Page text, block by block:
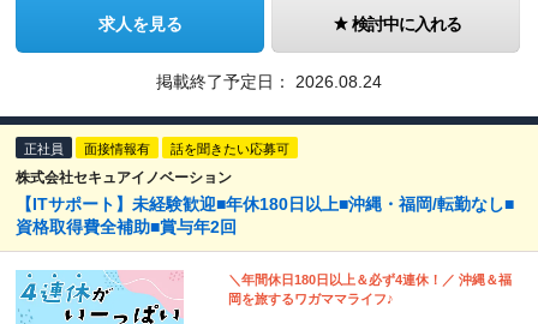
求人を見る 検討中に入れる
掲載終了予定日： 2026.08.24
正社員 面接情報有 話を聞きたい応募可
株式会社セキュアイノベーション
【ITサポート】未経験歓迎■年休180日以上■沖縄・福岡/転勤なし■
資格取得費全補助■賞与年2回
＼年間休日180日以上＆必ず4連休！／ 沖縄＆福
岡を旅するワガママライフ♪